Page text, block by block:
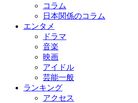
コラム
日本関係のコラム
エンタメ
ドラマ
音楽
映画
アイドル
芸能一般
ランキング
アクセス